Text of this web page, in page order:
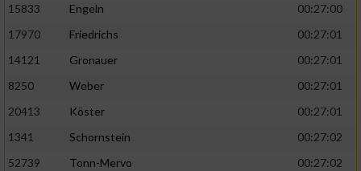
15833
Engeln
00:27:00
17970
Friedrichs
00:27:01
14121
Gronauer
00:27:01
8250
Weber
00:27:01
20413
Köster
00:27:01
1341
Schornstein
00:27:02
52739
Tonn-Mervo
00:27:02